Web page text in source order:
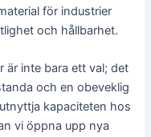
för industrier
och hållbarhet.
är inte bara ett val; det
och en obeveklig
kapaciteten hos
vi öppna upp nya